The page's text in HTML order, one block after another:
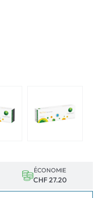
ÉCONOMIE
CHF 27.20